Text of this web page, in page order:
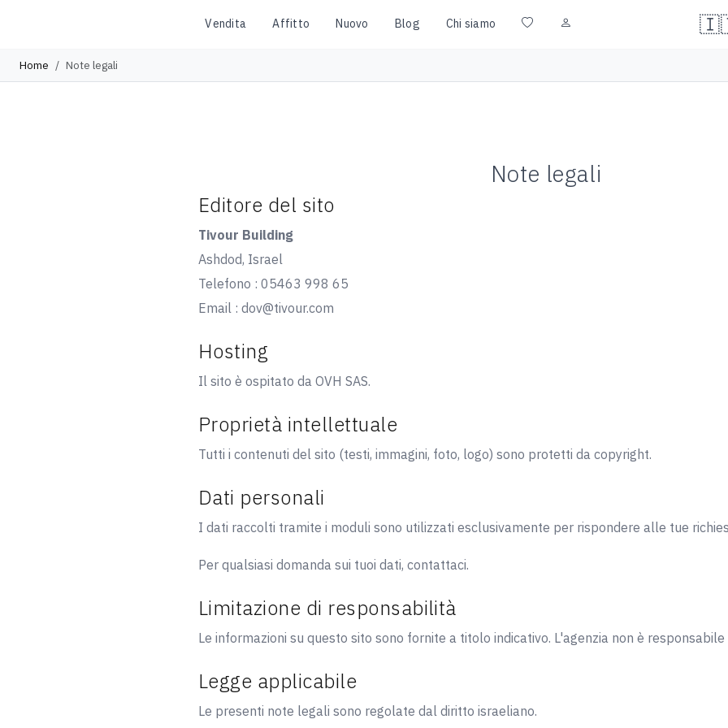
Vendita Affitto Nuovo Blog Chi siamo
Home Note legali
Note legali
Editore del sito
Tivour Building
Ashdod, Israel
Telefono : 05463 998 65
Email : dov@tivour.com
Hosting
Il sito è ospitato da OVH SAS.
Proprietà intellettuale
Tutti i contenuti del sito (testi, immagini, foto, logo) sono protetti da copyright.
Dati personali
I dati raccolti tramite i moduli sono utilizzati esclusivamente per rispondere alle tue
Per qualsiasi domanda sui tuoi dati, contattaci.
Limitazione di responsabilità
Le informazioni su questo sito sono fornite a titolo indicativo. L'agenzia non è
Legge applicabile
Le presenti note legali sono regolate dal diritto israeliano.